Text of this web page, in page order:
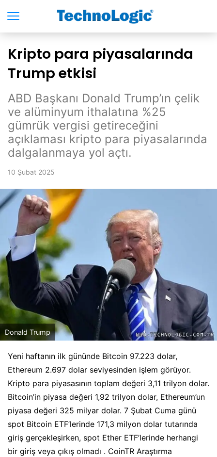
Kripto para piyasalarında
Trump etkisi
ABD Başkanı Donald Trump’ın çelik
ve alüminyum ithalatına %25
gümrük vergisi getireceğini
açıklaması kripto para piyasalarında
dalgalanmaya yol açtı.
10 Şubat 2025
Donald Trump
Yeni haftanın ilk gününde Bitcoin 97.223 dolar,
Ethereum 2.697 dolar seviyesinden işlem görüyor.
Kripto para piyasasının toplam değeri 3,11 trilyon dolar.
Bitcoin’in piyasa değeri 1,92 trilyon dolar, Ethereum’un
piyasa değeri 325 milyar dolar. 7 Şubat Cuma günü
spot Bitcoin ETF’lerinde 171,3 milyon dolar tutarında
giriş gerçekleşirken, spot Ether ETF’lerinde herhangi
bir giriş veya çıkış olmadı . CoinTR Araştırma